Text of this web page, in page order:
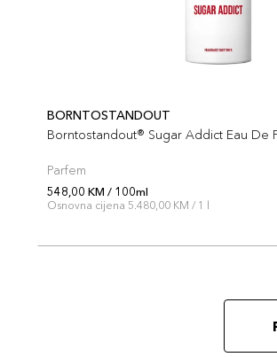
BORNTOSTANDOUT
Borntostandout® Sugar Addict Eau De
Parfem
548,00 KM / 100ml
Osnovna cijena 5.480,00 KM / 1 l